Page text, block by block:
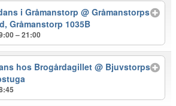
i Gråmanstorp@ Gråmanstorps
Gråmanstorp 1035B
– 21:00
hos Brogårdagillet@ Bjuvstorps